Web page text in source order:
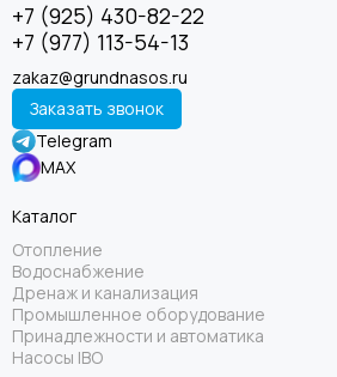
+7 (925) 430-82-22
+7 (977) 113-54-13
zakaz@grundnasos.ru
Заказать звонок
Telegram
MAX
Каталог
Отопление
Водоснабжение
Дренаж и канализация
Промышленное оборудование
Принадлежности и автоматика
Насосы IBO